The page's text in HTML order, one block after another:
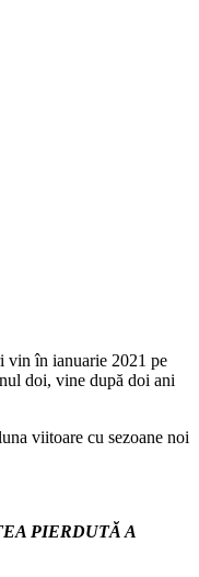
vin în ianuarie 2021 pe
doi, vine după doi ani
viitoare cu sezoane noi
PIERDUTĂ A